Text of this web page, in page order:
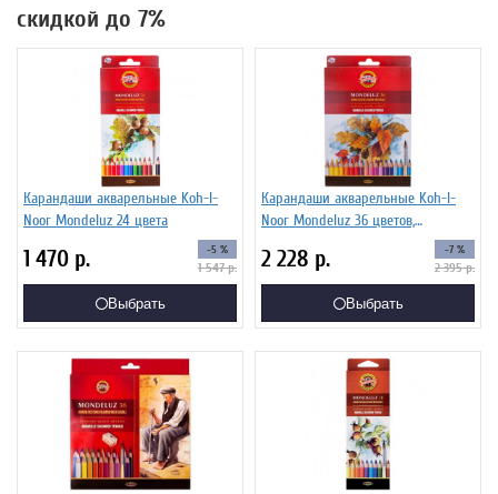
скидкой до 7%
Карандаши акварельные Koh-I-
Noor Mondeluz 24 цвета
1 470 р. -5 %
1 547р.
Выбрать
Карандаши акварельные Koh-I-
Noor Mondeluz 36 цветов,
2 228 р. -7 %
2 395р.
Выбрать